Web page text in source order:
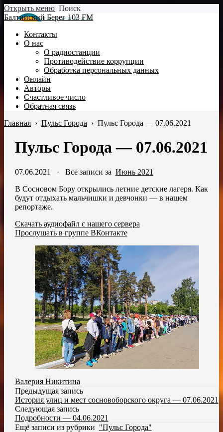
Открыть меню Поиск
Балтийский Берег 103 FM
Контакты
О нас
О радиостанции
Противодействие коррупции
Обработка персональных данных
Онлайн
Авторы
Счастливое число
Обратная связь
Главная › Пульс Города › Пульс Города — 07.06.2021
Пульс Города — 07.06.2021
07.06.2021 · Все записи за Июнь 2021
В Сосновом Бору открылись летние детские лагеря. Как
будут отдыхать мальчишки и девчонки — в нашем
репортаже.
Скачать аудиофайл с нашего сервера
Прослушать в группе ВКонтакте
Валерия Никитина
Предыдущая запись
История улиц и мест сосновоборского округа — 07.06.2021
Следующая запись
Подробности — 04.06.2021
Ещё записи из рубрики "Пульс Города"